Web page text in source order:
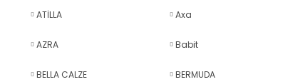
ATİLLA Axa
AZRA Babit
BELLA CALZE BERMUDA